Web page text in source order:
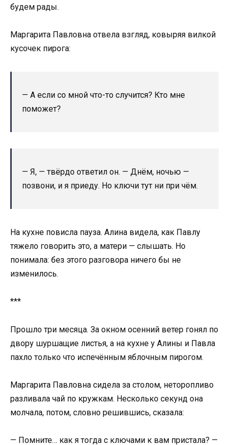
будем рады.
Маргарита Павловна отвела взгляд, ковыряя вилкой
кусочек пирога:
— А если со мной что-то случится? Кто мне
поможет?
— Я, — твёрдо ответил он. — Днём, ночью —
позвони, и я приеду. Но ключи тут ни при чём.
На кухне повисла пауза. Алина видела, как Павлу
тяжело говорить это, а матери — слышать. Но
понимала: без этого разговора ничего бы не
изменилось.
***
Прошло три месяца. За окном осенний ветер гонял по
двору шуршащие листья, а на кухне у Алины и Павла
пахло только что испечённым яблочным пирогом.
Маргарита Павловна сидела за столом, неторопливо
разливала чай по кружкам. Несколько секунд она
молчала, потом, словно решившись, сказала:
— Помните… как я тогда с ключами к вам пристала? —